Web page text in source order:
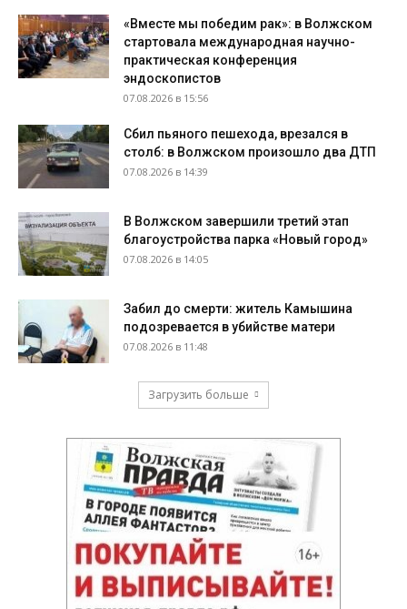
«Вместе мы победим рак»: в Волжском
стартовала международная научно-
практическая конференция
эндоскопистов
07.08.2026 в 15:56
Сбил пьяного пешехода, врезался в
столб: в Волжском произошло два ДТП
07.08.2026 в 14:39
В Волжском завершили третий этап
благоустройства парка «Новый город»
07.08.2026 в 14:05
Забил до смерти: житель Камышина
подозревается в убийстве матери
07.08.2026 в 11:48
Загрузить больше